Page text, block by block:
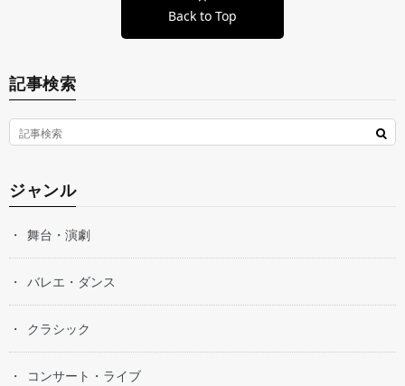
Back to Top
記事検索
ジャンル
舞台・演劇
バレエ・ダンス
クラシック
コンサート・ライブ